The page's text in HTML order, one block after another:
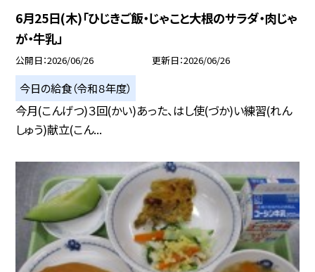
6月25日(木)「ひじきご飯・じゃこと大根のサラダ・肉じゃ
が・牛乳」
公開日 2026/06/26 更新日 2026/06/26
今日の給食（令和８年度）
今月(こんげつ)３回(かい)あった、はし使(づか)い練習(れん
しゅう)献立(こん...